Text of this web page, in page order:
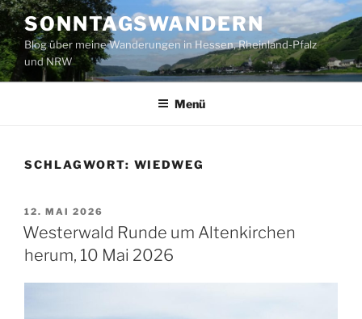
Zum
Inhalt
springen
SONNTAGSWANDERN
Blog über meine Wanderungen in Hessen, Rheinland-Pfalz
und NRW
Menü
SCHLAGWORT: WIEDWEG
VERÖFFENTLICHT
AM
12. MAI 2026
Westerwald Runde um Altenkirchen
herum, 10 Mai 2026